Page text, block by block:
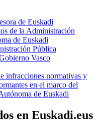
de Euskadi
de la Administración
de Euskadi
Pública
Vasco
infracciones normativas y
en el marco del
de Euskadi
en Euskadi.eus